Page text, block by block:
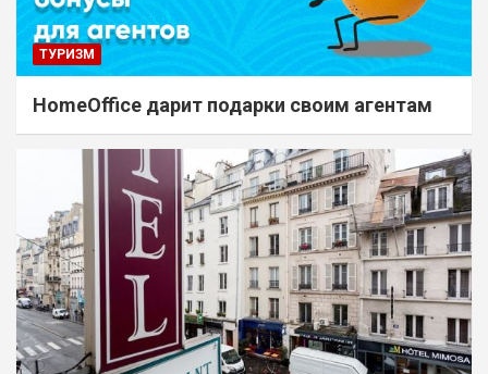
ТУРИЗМ
HomeOffice дарит подарки своим агентам